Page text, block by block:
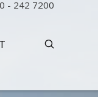
- 242 7200